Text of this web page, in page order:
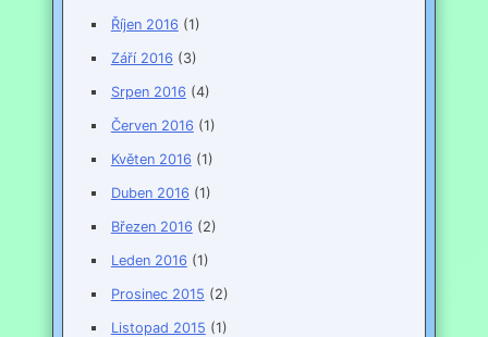
Říjen 2016 (1)
Září 2016 (3)
Srpen 2016 (4)
Červen 2016 (1)
Květen 2016 (1)
Duben 2016 (1)
Březen 2016 (2)
Leden 2016 (1)
Prosinec 2015 (2)
Listopad 2015 (1)